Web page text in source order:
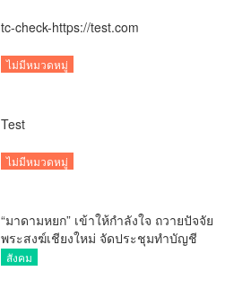
tc-check-https://test.com
ไม่มีหมวดหมู่
Test
ไม่มีหมวดหมู่
“มาดามหยก” เข้าให้กำลังใจ ถวายปัจจัย
พระสงฆ์เชียงใหม่ จัดประชุมทำบัญชี
รายรับรายจ่ายของวัด กว่า 300 รูป ที่วัด
สังคม